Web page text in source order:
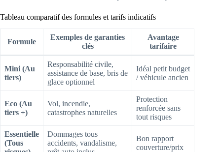
Tableau comparatif des formules et tarifs indicatifs
Formule
Exemples de garanties
clés
Avantage
tarifaire
Mini (Au
tiers)
Responsabilité civile,
assistance de base, bris de
glace optionnel
Idéal petit budget
/ véhicule ancien
Eco (Au
tiers +)
Vol, incendie,
catastrophes naturelles
Protection
renforcée sans
tout risques
Essentielle
(Tous
Dommages tous
accidents, vandalisme,
Bon rapport
couverture/prix